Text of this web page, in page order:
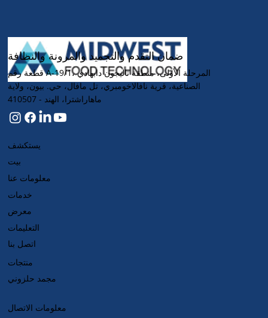
ضمان التقدم والتجميد والمرونة والنظافة
قطعة رقم A-19/1، المرحلة الأولى، منطقة تاليجون دابهادي
الصناعية، قرية نافالاخومبري، تل مافال، حي. بيون، ولاية
ماهاراشترا، الهند - 410507
يستكشف
بيت
معلومات عنا
خدمات
معرض
التعليمات
اتصل بنا
منتجات
مجمد حلزوني
معلومات الاتصال